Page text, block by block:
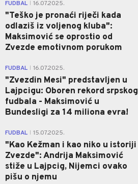
FUDBAL 16.07.2025.
"Teško je pronaći riječi kada
odlaziš iz voljenog kluba":
Maksimović se oprostio od
Zvezde emotivnom porukom
FUDBAL 16.07.2025.
"Zvezdin Mesi" predstavljen u
Lajpcigu: Oboren rekord srpskog
fudbala - Maksimović u
Bundesligi za 14 miliona evra!
FUDBAL 15.07.2025.
"Kao Kežman i kao niko u istoriji
Zvezde": Andrija Maksimović
stiže u Lajpcig, Nijemci ovako
pišu o njemu